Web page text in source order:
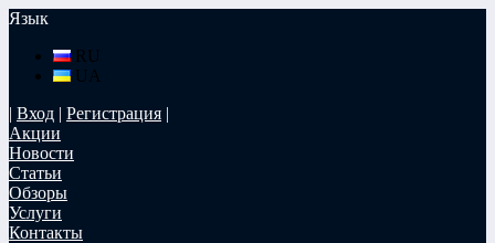
Язык
RU
UA
| Вход | Регистрация |
Акции
Новости
Статьи
Обзоры
Услуги
Контакты